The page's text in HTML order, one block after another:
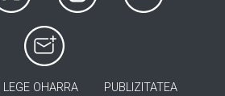
LEGE OHARRA PUBLIZITATEA